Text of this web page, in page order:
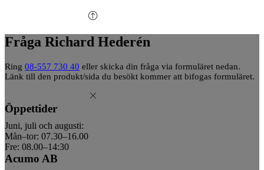
Fråga Richard Hederén
Ring 08-557 730 40 eller skicka din fråga via formuläret nedan.
Länk till den produkt/sida du besökt kommer att bifogas formuläret.
Öppettider
Juni, juli och augusti:
Mån–tor: 07.30–16.00
Fre: 08.00–14:30
Acumo AB